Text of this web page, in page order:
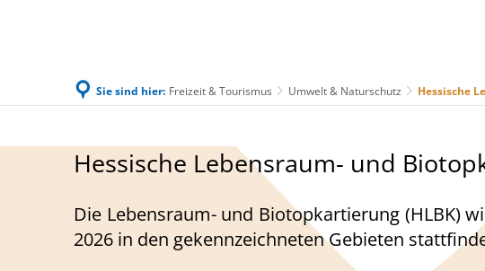
Familie & Leben Bürgerservice & Rathaus
Sie sind hier: Freizeit & Tourismus Umwelt & Naturschutz Hessische
HessischeHessische Lebensraum- und
Die Lebensraum- und Biotopkartierung (HLBK)
2026 in den gekennzeichneten Gebieten